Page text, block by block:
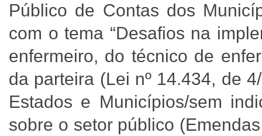
Público de Contas dos
com o tema “Desafios na
enfermeiro, do técnico de
da parteira (Lei nº 14.434, de
Estados e Municípios/sem
sobre o setor público